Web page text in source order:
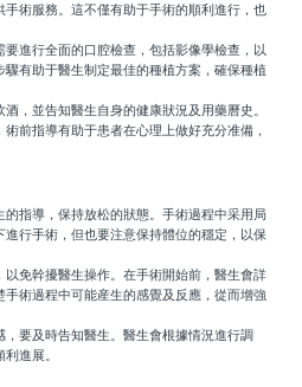
術服務。這不僅有助于手術的順利進行，也
進行全面的口腔檢查，包括影像學檢查，以
有助于醫生制定最佳的種植方案，確保種植
並告知醫生自身的健康狀況及用藥曆史。
前指導有助于患者在心理上做好充分准備，
指導，保持放松的狀態。手術過程中采用局
行手術，但也要注意保持體位的穩定，以保
免幹擾醫生操作。在手術開始前，醫生會詳
術過程中可能産生的感覺及反應，從而增強
要及時告知醫生。醫生會根據情況進行調
進展。